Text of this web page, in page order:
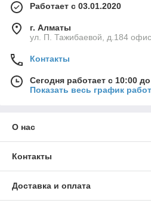
Работает с 03.01.2020
г. Алматы
ул. П. Тажибаевой, д.184
Контакты
Сегодня работает с 10:00
Показать весь график
О нас
Контакты
Доставка и оплата